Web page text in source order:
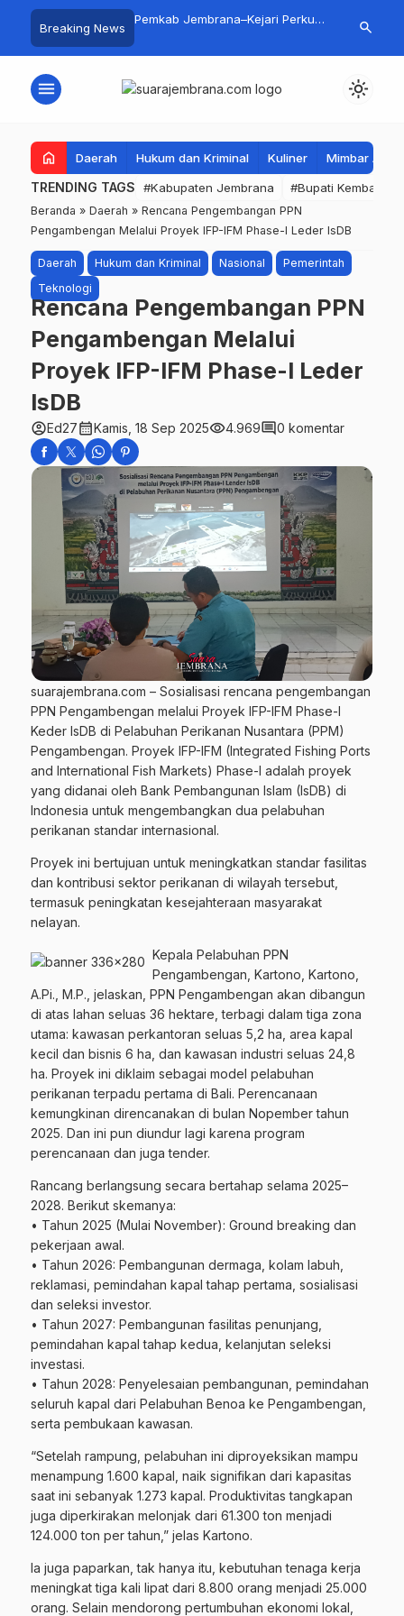
Breaking News
Lomba Cipta Menu
Pemkab Jembrana–Kejari Perkuat
Hukum Datun
5
Buka
search
menu light_mode
home Daerah Hukum dan Kriminal Kuliner Mimbar
TRENDING TAGS #Kabupaten Jembrana #Bupati Kembang
Beranda » Daerah » Rencana Pengembangan PPN
Pengambengan Melalui Proyek IFP-IFM Phase-I Leder IsDB
Daerah Hukum dan Kriminal Nasional
Pemerintah
Teknologi
Rencana Pengembangan PPN
Pengambengan Melalui
Proyek IFP-IFM Phase-I Leder
IsDB
account_circleEd27calendar_monthKamis, 18 Sep 2025visibility4.969comment0 komentar
suarajembrana.com – Sosialisasi rencana pengembangan
PPN Pengambengan melalui Proyek IFP-IFM Phase-I
Keder IsDB di Pelabuhan Perikanan Nusantara (PPM)
Pengambengan. Proyek IFP-IFM (Integrated Fishing Ports
and International Fish Markets) Phase-I adalah proyek
yang didanai oleh Bank Pembangunan Islam (IsDB) di
Indonesia untuk mengembangkan dua pelabuhan
perikanan standar internasional.
Proyek ini bertujuan untuk meningkatkan standar fasilitas
dan kontribusi sektor perikanan di wilayah tersebut,
termasuk peningkatan kesejahteraan masyarakat
nelayan.
Kepala Pelabuhan PPN
Pengambengan, Kartono, Kartono,
A.Pi., M.P., jelaskan, PPN Pengambengan akan dibangun
di atas lahan seluas 36 hektare, terbagi dalam tiga zona
utama: kawasan perkantoran seluas 5,2 ha, area kapal
kecil dan bisnis 6 ha, dan kawasan industri seluas 24,8
ha. Proyek ini diklaim sebagai model pelabuhan
perikanan terpadu pertama di Bali. Perencanaan
kemungkinan direncanakan di bulan Nopember tahun
2025. Dan ini pun diundur lagi karena program
perencanaan dan juga tender.
Rancang berlangsung secara bertahap selama 2025–
2028. Berikut skemanya:
• Tahun 2025 (Mulai November): Ground breaking dan
pekerjaan awal.
• Tahun 2026: Pembangunan dermaga, kolam labuh,
reklamasi, pemindahan kapal tahap pertama, sosialisasi
dan seleksi investor.
• Tahun 2027: Pembangunan fasilitas penunjang,
pemindahan kapal tahap kedua, kelanjutan seleksi
investasi.
• Tahun 2028: Penyelesaian pembangunan, pemindahan
seluruh kapal dari Pelabuhan Benoa ke Pengambengan,
serta pembukaan kawasan.
“Setelah rampung, pelabuhan ini diproyeksikan mampu
menampung 1.600 kapal, naik signifikan dari kapasitas
saat ini sebanyak 1.273 kapal. Produktivitas tangkapan
juga diperkirakan melonjak dari 61.300 ton menjadi
124.000 ton per tahun,” jelas Kartono.
Ia juga paparkan, tak hanya itu, kebutuhan tenaga kerja
meningkat tiga kali lipat dari 8.800 orang menjadi 25.000
orang. Selain mendorong pertumbuhan ekonomi lokal,